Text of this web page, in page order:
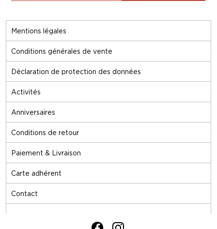
Mentions légales
Conditions générales de vente
Déclaration de protection des données
Activités
Anniversaires
Conditions de retour
Paiement & Livraison
Carte adhérent
Contact